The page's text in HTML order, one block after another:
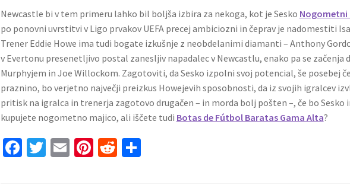
Newcastle bi v tem primeru lahko bil boljša izbira za nekoga, kot je Sesko Nogometni
po ponovni uvrstitvi v Ligo prvakov UEFA precej ambiciozni in čeprav je nadomestiti
Trener Eddie Howe ima tudi bogate izkušnje z neobdelanimi diamanti – Anthony
v Evertonu presenetljivo postal zanesljiv napadalec v Newcastlu, enako pa se začenja
Murphyjem in Joe Willockom. Zagotoviti, da Sesko izpolni svoj potencial, še posebej
praznino, bo verjetno največji preizkus Howejevih sposobnosti, da iz svojih igralcev
pritisk na igralca in trenerja zagotovo drugačen – in morda bolj pošten –, če bo Sesko
kupujete nogometno majico, ali iščete tudi Botas de Fútbol Baratas Gama Alta?
Fa T E Pi R S